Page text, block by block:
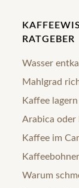
RATGEBER
Wasser
Mahlgrad
Kaffee lagern
Arabica oder
Kaffee im
Warum